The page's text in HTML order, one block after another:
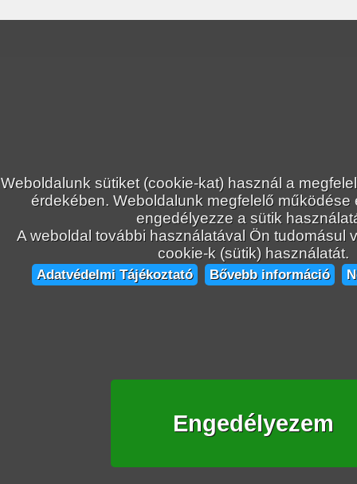
Weboldalunk sütiket (cookie-kat) használ a
érdekében. Weboldalunk megfelelő működése
engedélyezze a sütik
A weboldal további használatával Ön tudomásul
cookie-k (sütik) használatát.
Adatvédelmi Tájékoztató Bővebb információ
Engedélyezem